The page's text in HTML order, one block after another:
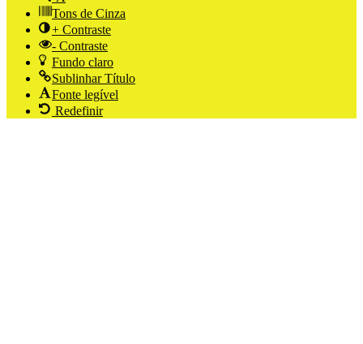
Tons de Cinza
+ Contraste
- Contraste
Fundo claro
Sublinhar Título
Fonte legível
Redefinir